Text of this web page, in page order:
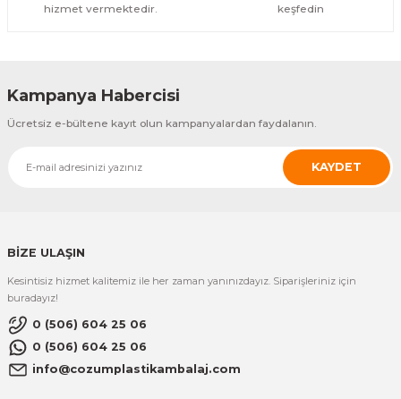
hizmet vermektedir.
keşfedin
Kampanya Habercisi
Ücretsiz e-bültene kayıt olun kampanyalardan faydalanın.
KAYDET
BİZE ULAŞIN
Kesintisiz hizmet kalitemiz ile her zaman yanınızdayız. Siparişleriniz için
buradayız!
0 (506) 604 25 06
0 (506) 604 25 06
info@cozumplastikambalaj.com